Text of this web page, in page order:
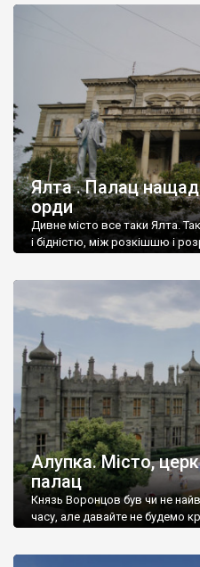
Ялта . Палац
орди
Дивне місто все таки Ялта.
і бідністю, між розкішшю і
Алупка. Місто,
палац
Князь Воронцов був чи не
часу, але давайте не будемо